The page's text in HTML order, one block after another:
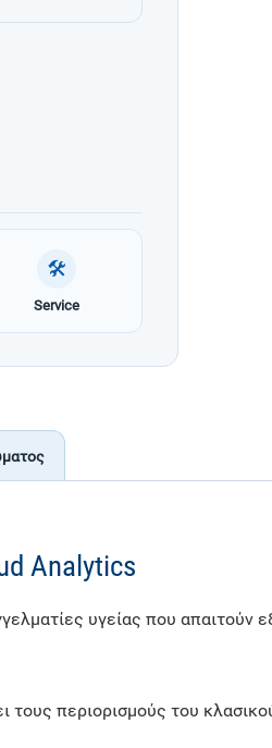
🛠
Service
Analytics
υγείας που απαιτούν
περιορισμούς του